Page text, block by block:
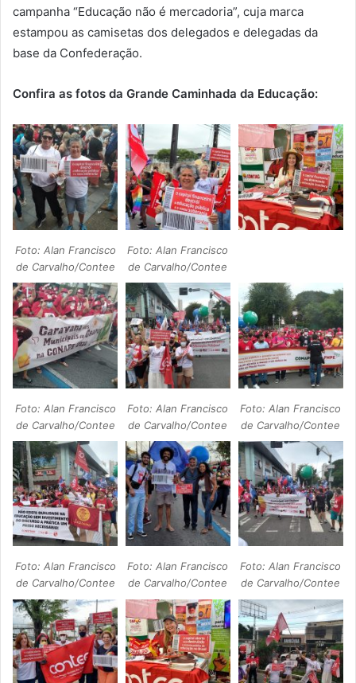
campanha “Educação não é mercadoria”, cuja marca
estampou as camisetas dos delegados e delegadas da
base da Confederação.
Confira as fotos da Grande Caminhada da Educação:
Foto: Alan Francisco
de Carvalho/Contee
Foto: Alan Francisco
de Carvalho/Contee
Foto: Alan Francisco
de Carvalho/Contee
Foto: Alan Francisco
de Carvalho/Contee
Foto: Alan Francisco
de Carvalho/Contee
Foto: Alan Francisco
de Carvalho/Contee
Foto: Alan Francisco
de Carvalho/Contee
Foto: Alan Francisco
de Carvalho/Contee